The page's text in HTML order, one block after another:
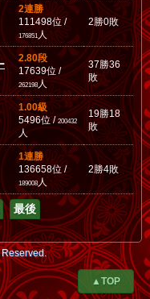
2連勝
111498位 /
176851人
2勝0敗
2.80段
17639位 /
262198人
37勝36
敗
1.00級
5496位 /200432
人
19勝18
敗
1連勝
136658位 /
189008人
2勝4敗
最後
▲TOP